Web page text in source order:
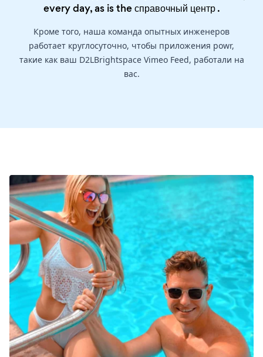
every day, as is theсправочный центр.
Кроме того, наша команда опытных инженеров
работает круглосуточно, чтобы приложения powr,
такие как ваш D2LBrightspace Vimeo Feed, работали на
вас.